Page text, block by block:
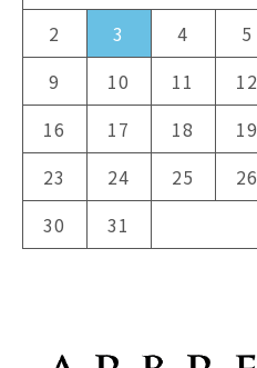
2
3 4 5
9
10 11 12
16
17 18 19
23
24 25 26
30
31